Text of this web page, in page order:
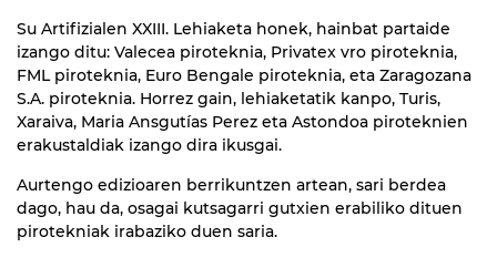
Su Artifizialen XXIII. Lehiaketa honek, hainbat partaide
izango ditu: Valecea piroteknia, Privatex vro piroteknia,
FML piroteknia, Euro Bengale piroteknia, eta Zaragozana
S.A. piroteknia. Horrez gain, lehiaketatik kanpo, Turis,
Xaraiva, Maria Ansgutías Perez eta Astondoa piroteknien
erakustaldiak izango dira ikusgai.
Aurtengo edizioaren berrikuntzen artean, sari berdea
dago, hau da, osagai kutsagarri gutxien erabiliko dituen
pirotekniak irabaziko duen saria.